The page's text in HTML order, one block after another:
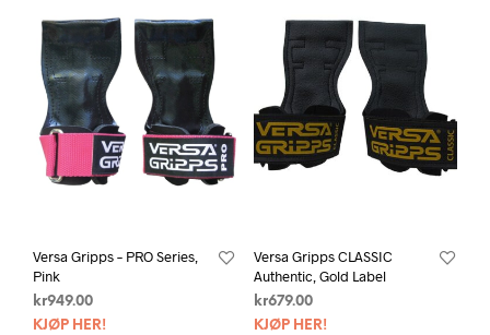
Versa Gripps – PRO Series,
Pink
kr949.00
KJØP HER!
Versa Gripps CLASSIC
Authentic, Gold Label
kr679.00
KJØP HER!